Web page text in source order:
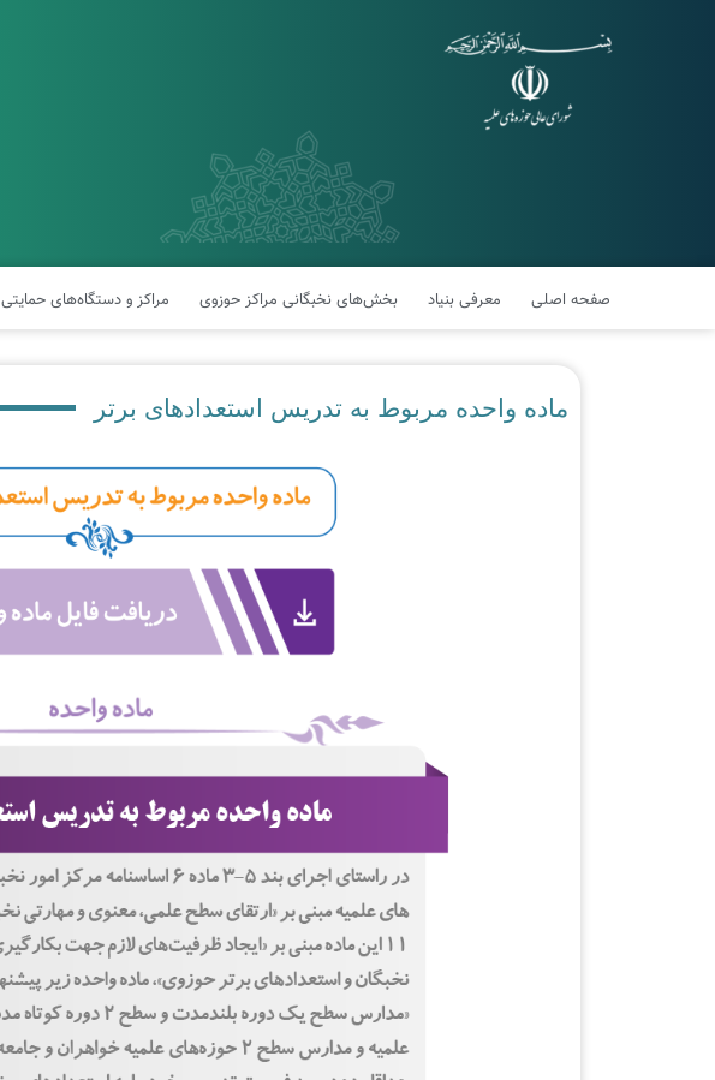
صفحه اصلی معرفی بنیاد بخش‌های نخبگانی مراکز حوزوی مراکز و دستگاه‌های حمایتی
ماده واحده مربوط به تدریس استعدادهای برتر